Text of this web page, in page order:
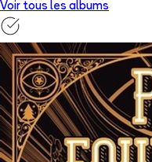
Voir tous les albums